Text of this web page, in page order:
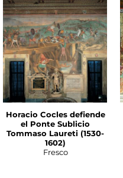
Horacio Cocles defiende
el Ponte Sublicio
Tommaso Laureti (1530-
1602)
Fresco